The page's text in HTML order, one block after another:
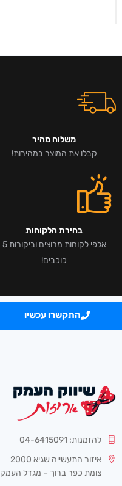
משלוח מהיר
קבלו את המוצר במהירות!
בחירת הלקוחות
אלפי לקוחות מרוצים וביקורות 5
כוכבים!
התקשרו עכשיו
להזמנות: 04-6415091
איזור התעשייה שגיא 2000
צומת כפר ברוך – מגדל העמק